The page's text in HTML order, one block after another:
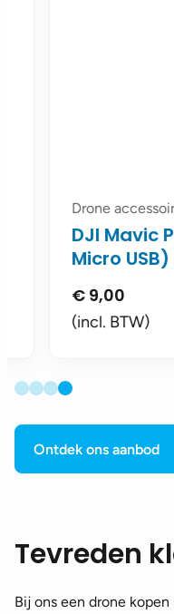
Drone accessoires,
DJI Mavic
Micro USB) -
9,00
(incl. BTW)
Ontdek ons aanbod
Tevreden
Bij ons een drone